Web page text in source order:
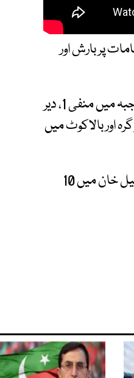
پر بارش اور
گزشتہ 24 گھنٹوں کے دوران کم سے کم درجہ حرارت کالام میں منفی 3، مالم جبہ میں منفی 1، دیر
دروش میں ایک، چترال میں 2، سیدو شریف میں 4، تیمر گرہ اور بالاکوٹ میں
پشاور میں کم سے کم درجہ حرارت 7، کوہاٹ میں 7، بنوں میں 8 اور ڈیرہ اسماعیل خان میں 10